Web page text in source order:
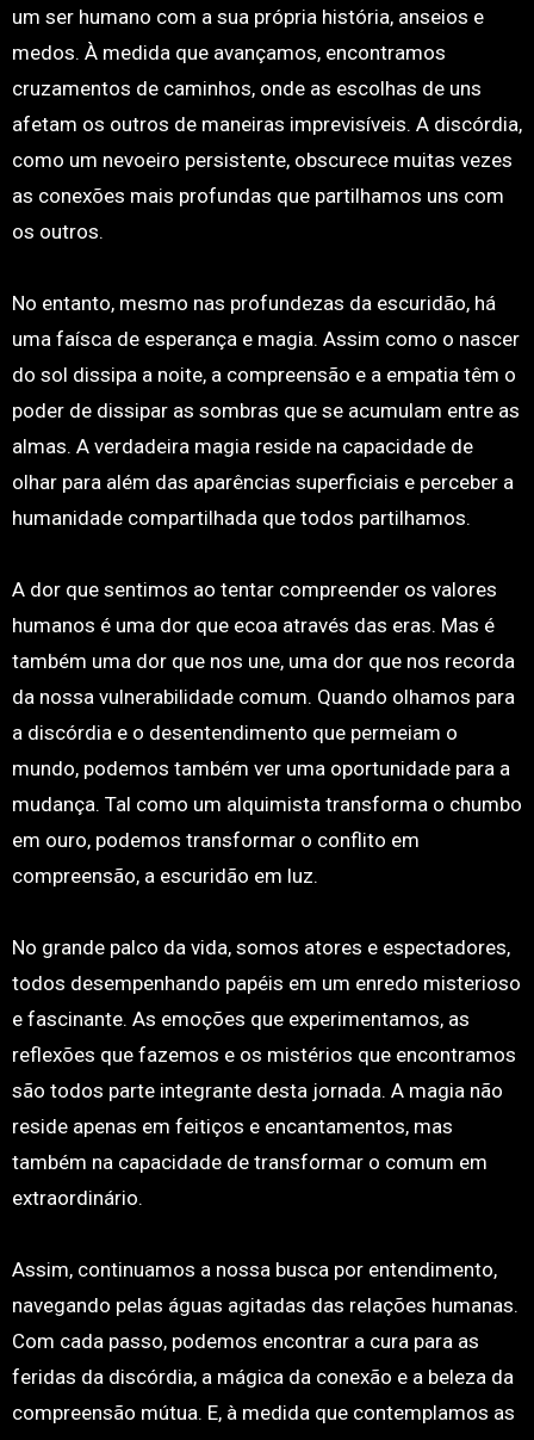
um ser humano com a sua própria história, anseios e
medos. À medida que avançamos, encontramos
cruzamentos de caminhos, onde as escolhas de uns
afetam os outros de maneiras imprevisíveis. A discórdia,
como um nevoeiro persistente, obscurece muitas vezes
as conexões mais profundas que partilhamos uns com
os outros.
No entanto, mesmo nas profundezas da escuridão, há
uma faísca de esperança e magia. Assim como o nascer
do sol dissipa a noite, a compreensão e a empatia têm o
poder de dissipar as sombras que se acumulam entre as
almas. A verdadeira magia reside na capacidade de
olhar para além das aparências superficiais e perceber a
humanidade compartilhada que todos partilhamos.
A dor que sentimos ao tentar compreender os valores
humanos é uma dor que ecoa através das eras. Mas é
também uma dor que nos une, uma dor que nos recorda
da nossa vulnerabilidade comum. Quando olhamos para
a discórdia e o desentendimento que permeiam o
mundo, podemos também ver uma oportunidade para a
mudança. Tal como um alquimista transforma o chumbo
em ouro, podemos transformar o conflito em
compreensão, a escuridão em luz.
No grande palco da vida, somos atores e espectadores,
todos desempenhando papéis em um enredo misterioso
e fascinante. As emoções que experimentamos, as
reflexões que fazemos e os mistérios que encontramos
são todos parte integrante desta jornada. A magia não
reside apenas em feitiços e encantamentos, mas
também na capacidade de transformar o comum em
extraordinário.
Assim, continuamos a nossa busca por entendimento,
navegando pelas águas agitadas das relações humanas.
Com cada passo, podemos encontrar a cura para as
feridas da discórdia, a mágica da conexão e a beleza da
compreensão mútua. E, à medida que contemplamos as